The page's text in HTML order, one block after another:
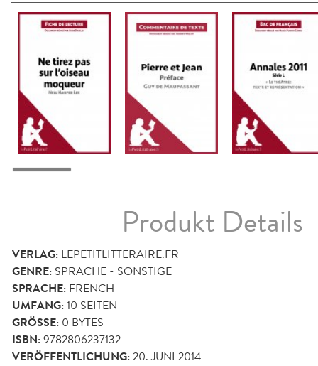
Produkt Details
VERLAG: LEPETITLITTERAIRE.FR
GENRE: SPRACHE - SONSTIGE
SPRACHE: FRENCH
UMFANG:10 SEITEN
GRÖSSE: 0 BYTES
ISBN:9782806237132
VERÖFFENTLICHUNG:20. JUNI 2014